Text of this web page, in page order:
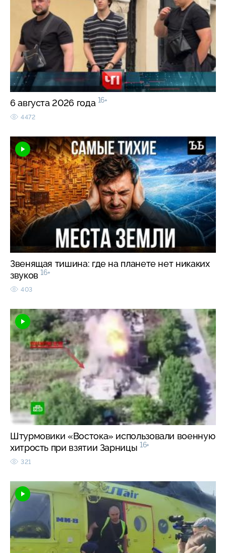
6 августа 2026 года 16+
4472
Звенящая тишина: где на планете нет никаких
звуков 16+
403
Штурмовики «Востока» использовали военную
хитрость при взятии Зарницы 16+
321